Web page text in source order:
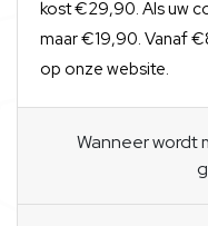
kost €29,90. Als uw
maar €19,90. Vanaf
op onze website.
Wanneer wordt